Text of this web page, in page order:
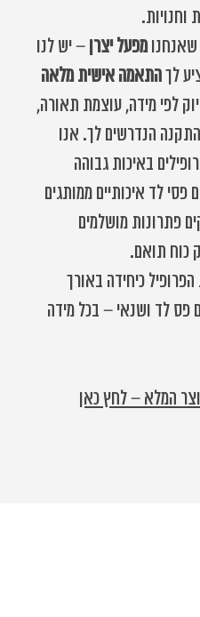
שאנחנומפעל יצרן – יש לנו
לךהתאמה אישית מלאה
לפי מידה, עוצמת תאורה,
הנדרשים לך. אנו
באיכות גבוהה
פסי לד איכותיים ממותגים
פתרונות מושלמים
כוח תואם.
כיחידה באורך
פס לד ושנאי – בכל מידה
המלא – לחץ כאן